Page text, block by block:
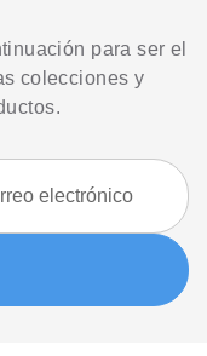
para ser el
colecciones y